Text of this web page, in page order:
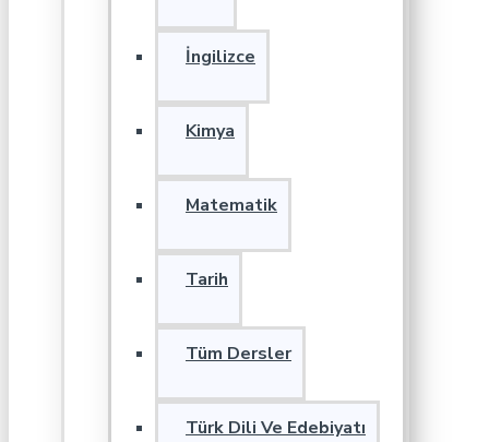
İngilizce
Kimya
Matematik
Tarih
Tüm Dersler
Türk Dili Ve Edebiyatı